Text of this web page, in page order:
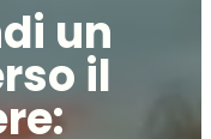
un
il